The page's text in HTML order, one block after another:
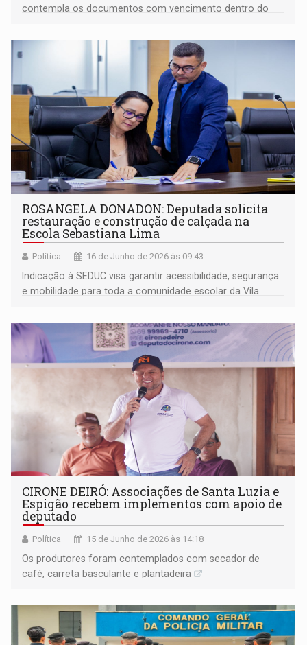
contempla os documentos com vencimento dentro do
ROSANGELA DONADON: Deputada solicita
restauração e construção de calçada na
Escola Sebastiana Lima
Política 16 de Junho de 2026 às 09:43
Indicação à SEDUC visa garantir acessibilidade, segurança
e mobilidade para toda a comunidade escolar da Vila
CIRONE DEIRÓ: Associações de Santa Luzia e
Espigão recebem implementos com apoio de
deputado
Política 15 de Junho de 2026 às 14:18
Os produtores foram contemplados com secador de
café, carreta basculante e plantadeira